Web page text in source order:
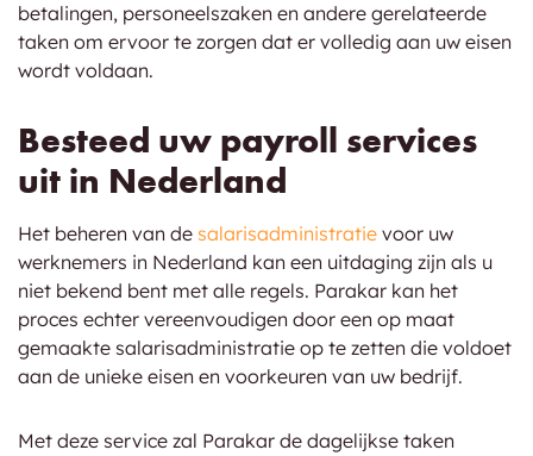
betalingen, personeelszaken en andere gerelateerde
taken om ervoor te zorgen dat er volledig aan uw eisen
wordt voldaan.
Besteed uw payroll services
uit in Nederland
Het beheren van de salarisadministratie voor uw
werknemers in Nederland kan een uitdaging zijn als u
niet bekend bent met alle regels. Parakar kan het
proces echter vereenvoudigen door een op maat
gemaakte salarisadministratie op te zetten die voldoet
aan de unieke eisen en voorkeuren van uw bedrijf.
Met deze service zal Parakar de dagelijkse taken